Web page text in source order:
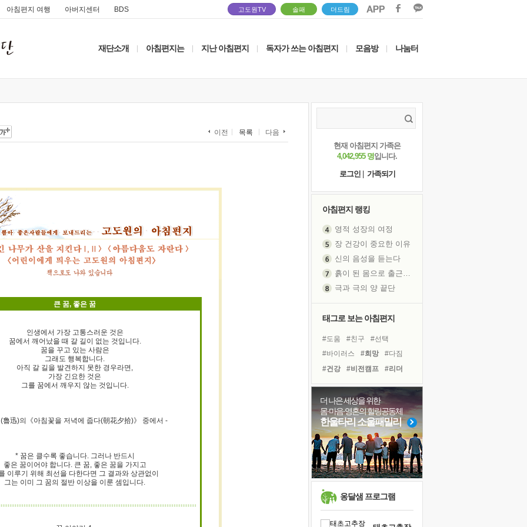
아침편지 여행 아버지센터 BDS 고도원TV 솔패 더드림
재단소개 아침편지는 지난 아침편지 독자가 쓰는 아침편지 모음방 나눔터
이전 목록 다음
큰 꿈, 좋은 꿈
인생에서 가장 고통스러운 것은
꿈에서 깨어났을 때 갈 길이 없는 것입니다.
꿈을 꾸고 있는 사람은
그래도 행복합니다.
아직 갈 길을 발견하지 못한 경우라면,
가장 긴요한 것은
그를 꿈에서 깨우지 않는 것입니다.
魯迅)의《아침꽃을 저녁에 줍다(朝花夕拾)》 중에서 -
* 꿈은 클수록 좋습니다. 그러나 반드시
좋은 꿈이어야 합니다. 큰 꿈, 좋은 꿈을 가지고
이루기 위해 최선을 다한다면 그 결과와 상관없이
그는 이미 그 꿈의 절반 이상을 이룬 셈입니다.
현재 아침편지 가족은
4,042,955 명입니다.
로그인
가족되기
아침편지 랭킹
영적 성장의 여정
장 건강이 중요한 이유
신의 음성을 듣는다
흙이 된 몸으로 출근하는 여자
극과 극의 양 끝단
졸업식 사진을 보며
극심한 변비, 어깨결림, 수면 장애
보고 싶은 어머니
마음이 멈춰 버린 곳
유년 시절의 부산 영도 바다
못된 꼰대들
희망이란
'모른다'는 것
귀를 열고 마음을 내어주고
태그로 보는 아침편지
#도움 #친구
#선택
#바이러스
#희망
#다짐
#건강
#비전캠프
#리더
#면역력
#독서캠프
#명상
#극복 #위기
#삶
#나눔
#유튜브
#경험
#힐링
#사람 #아이들
더 나은 세상을 위한
몸·마음·영혼의 힐링공동체
한울타리 소울패밀리
옹달샘 프로그램